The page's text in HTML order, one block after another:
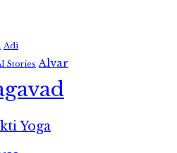
Adi
Stories Alvar
Yoga